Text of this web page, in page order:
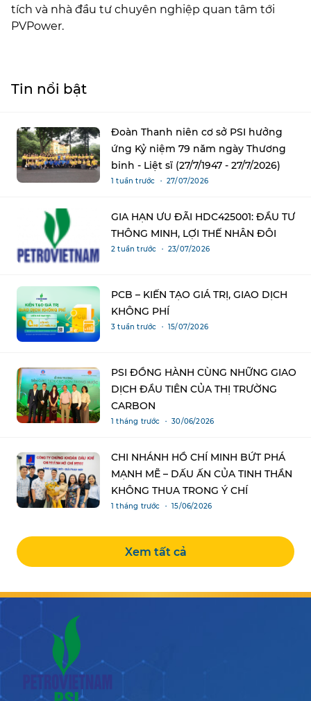
tích và nhà đầu tư chuyên nghiệp quan tâm tới
PVPower.
Tin nổi bật
Đoàn Thanh niên cơ sở PSI hưởng
ứng Kỷ niệm 79 năm ngày Thương
binh - Liệt sĩ (27/7/1947 - 27/7/2026)
1 tuần trước ・ 27/07/2026
GIA HẠN ƯU ĐÃI HDC425001: ĐẦU TƯ
THÔNG MINH, LỢI THẾ NHÂN ĐÔI
2 tuần trước ・ 23/07/2026
PCB – KIẾN TẠO GIÁ TRỊ, GIAO DỊCH
KHÔNG PHÍ
3 tuần trước ・ 15/07/2026
PSI ĐỒNG HÀNH CÙNG NHỮNG GIAO
DỊCH ĐẦU TIÊN CỦA THỊ TRƯỜNG
CARBON
1 tháng trước ・ 30/06/2026
CHI NHÁNH HỒ CHÍ MINH BỨT PHÁ
MẠNH MẼ – DẤU ẤN CỦA TINH THẦN
KHÔNG THUA TRONG Ý CHÍ
1 tháng trước ・ 15/06/2026
Xem tất cả